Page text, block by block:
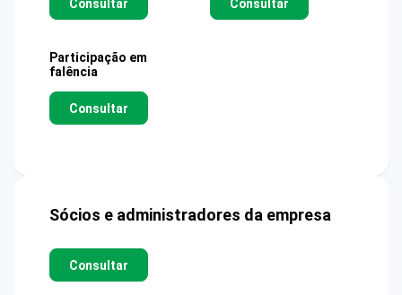
Consultar Consultar
Participação em
falência
Consultar
Sócios e administradores da empresa
Consultar